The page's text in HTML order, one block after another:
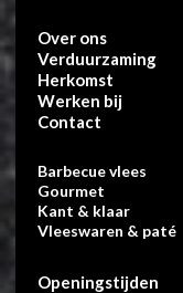
Over ons
Verduurzaming
Herkomst
Werken bij
Contact
Barbecue vlees
Gourmet
Kant & klaar
Vleeswaren & paté
Openingstijden